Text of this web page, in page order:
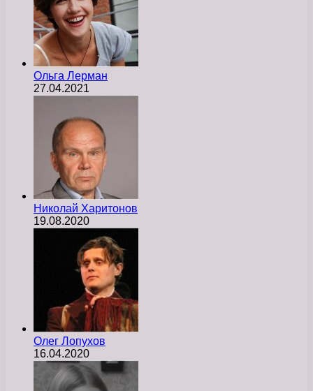
Ольга Лерман
27.04.2021
Николай Харитонов
19.08.2020
Олег Лопухов
16.04.2020